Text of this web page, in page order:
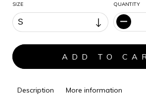
SIZE QUANTITY
Description More information